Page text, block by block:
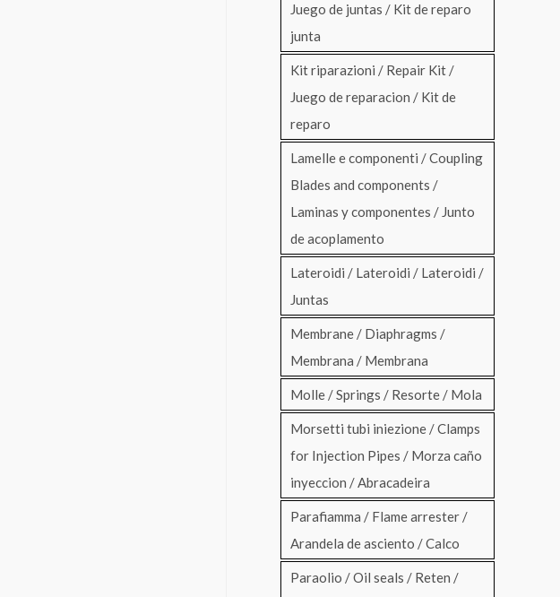
Juego de juntas / Kit de reparo
junta
Kit riparazioni / Repair Kit /
Juego de reparacion / Kit de
reparo
Lamelle e componenti / Coupling
Blades and components /
Laminas y componentes / Junto
de acoplamento
Lateroidi / Lateroidi / Lateroidi /
Juntas
Membrane / Diaphragms /
Membrana / Membrana
Molle / Springs / Resorte / Mola
Morsetti tubi iniezione / Clamps
for Injection Pipes / Morza caño
inyeccion / Abracadeira
Parafiamma / Flame arrester /
Arandela de asciento / Calco
Paraolio / Oil seals / Reten /